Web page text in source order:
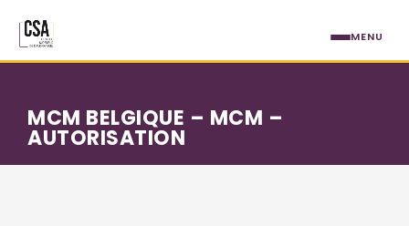
MCM BELGIQUE – MCM –
AUTORISATION
MENU